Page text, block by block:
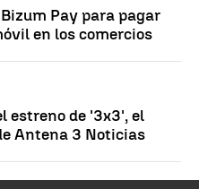
Pay para pagar
en los comercios
estreno de '3x3', el
Antena 3 Noticias